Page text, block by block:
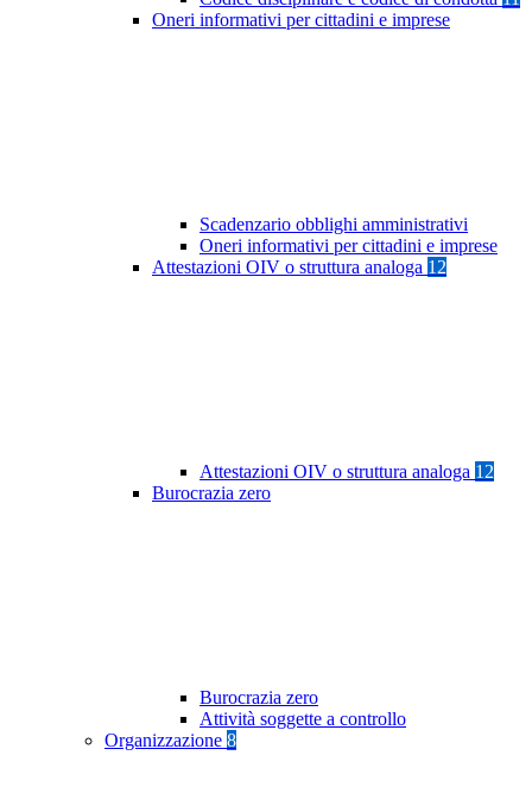
Oneri informativi per cittadini e imprese
Scadenzario obblighi amministrativi
Oneri informativi per cittadini e imprese
Attestazioni OIV o struttura analoga 12
Attestazioni OIV o struttura analoga 12
Burocrazia zero
Burocrazia zero
Attività soggette a controllo
Organizzazione 8